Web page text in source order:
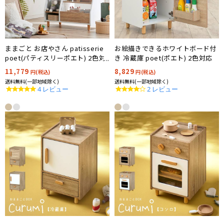
ままごと お店やさん patisserie
poet(パティスリーポエト) 2色対
応
11,779 円(税込)
送料無料(一部地域除く)
5.0
4 レビュー
お絵描きできるホワイトボード付
き 冷蔵庫 poet(ポエト) 2色対応
8,829円(税込)
送料無料(一部地域除く)
4.0
2 レビュー